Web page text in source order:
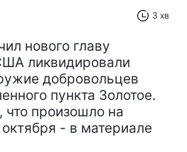
3 хв
нового главу
ликвидировали
добровольцев
пункта Золотое.
произошло на
- в материале